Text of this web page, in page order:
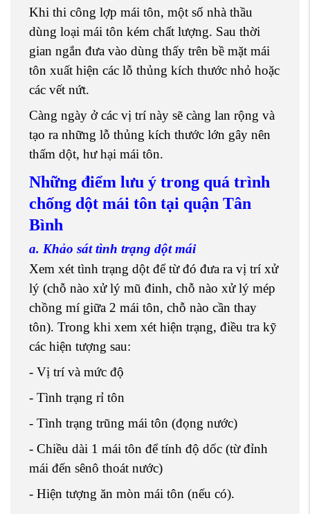
Khi thi công lợp mái tôn, một số nhà thầu
dùng loại mái tôn kém chất lượng. Sau thời
gian ngắn đưa vào dùng thấy trên bề mặt mái
tôn xuất hiện các lỗ thủng kích thước nhỏ hoặc
các vết nứt.
Càng ngày ở các vị trí này sẽ càng lan rộng và
tạo ra những lỗ thủng kích thước lớn gây nên
thấm dột, hư hại mái tôn.
Những điểm lưu ý trong quá trình
chống dột mái tôn tại quận Tân
Bình
a. Khảo sát tình trạng dột mái
Xem xét tình trạng dột để từ đó đưa ra vị trí xử
lý (chỗ nào xử lý mũ đinh, chỗ nào xử lý mép
chồng mí giữa 2 mái tôn, chỗ nào cần thay
tôn). Trong khi xem xét hiện trạng, điều tra kỹ
các hiện tượng sau:
- Vị trí và mức độ
- Tình trạng rỉ tôn
- Tình trạng trũng mái tôn (đọng nước)
- Chiều dài 1 mái tôn để tính độ dốc (từ đỉnh
mái đến sênô thoát nước)
- Hiện tượng ăn mòn mái tôn (nếu có).